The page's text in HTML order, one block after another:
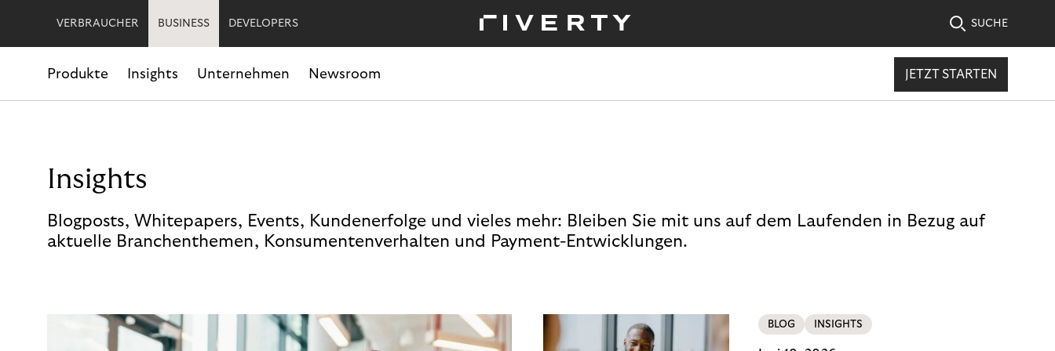
VERBRAUCHER BUSINESS DEVELOPERS SUCHE
Produkte Insights Unternehmen Newsroom JETZT STARTEN
Insights
Blogposts, Whitepapers, Events, Kundenerfolge und vieles mehr: Bleiben Sie mit uns auf dem Laufenden in Bezug auf
aktuelle Branchenthemen, Konsumentenverhalten und Payment-Entwicklungen.
BLOG INSIGHTS